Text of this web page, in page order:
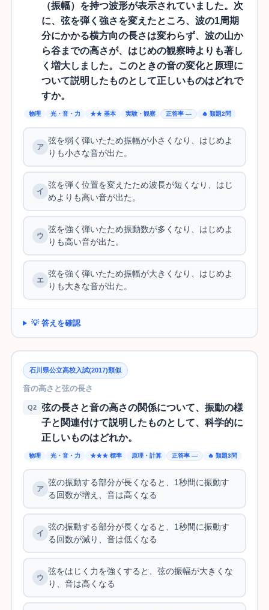
（振幅）を持つ波形が表示されていました。次
に、弦を弾く強さを変えたところ、波の1周期
分にかかる横方向の長さは変わらず、波の山か
ら谷までの高さが、はじめの観察時よりも著し
く増大しました。このときの音の変化と原理に
ついて説明したものとして正しいものはどれで
すか。
物理 光・音・力 ★★ 基本 実験・観察 正答率 — 🔥 類題2問
弦を弱く弾いたため振幅が小さくなり、はじめよ
りも小さな音が出た。
弦を弾く位置を変えたため波長が短くなり、はじ
めよりも高い音が出た。
弦を強く弾いたため振動数が多くなり、はじめよ
りも高い音が出た。
弦を強く弾いたため振幅が大きくなり、はじめよ
りも大きな音が出た。
💡 答えを確認
石川県公立高校入試(2017)類似
音の高さと弦の長さ
Q2
弦の長さと音の高さの関係について、振動の様
子と関連付けて説明したものとして、科学的に
正しいものはどれか。
物理 光・音・力 ★★★ 標準 原理・計算 正答率 — 🔥 類題3問
弦の振動する部分が長くなると、1秒間に振動す
る回数が増え、音は高くなる
弦の振動する部分が長くなると、1秒間に振動す
る回数が減り、音は低くなる
弦をはじく力を強くすると、弦の振幅が大きくな
り、音は高くなる